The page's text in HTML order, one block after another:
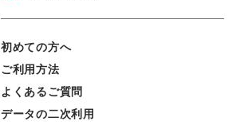
初めての方へ
ご利用方法
よくあるご質問
データの二次利用
表示スタイル